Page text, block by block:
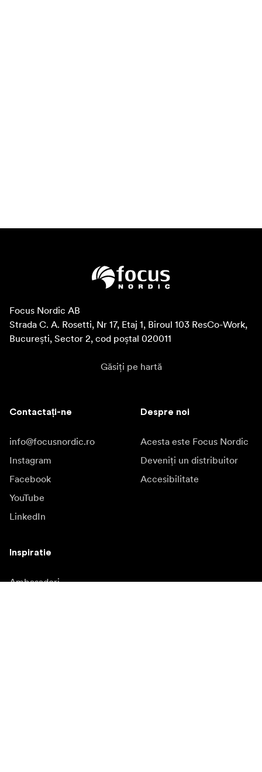
Focus Nordic AB
Strada C. A. Rosetti, Nr 17, Etaj 1, Biroul 103 ResCo-Work,
București, Sector 2, cod poștal 020011
Găsiți pe hartă
Contactați-ne
info@focusnordic.ro
Instagram
Facebook
YouTube
LinkedIn
Despre noi
Acesta este Focus Nordic
Deveniți un distribuitor
Accesibilitate
Inspiratie
Ambasadori